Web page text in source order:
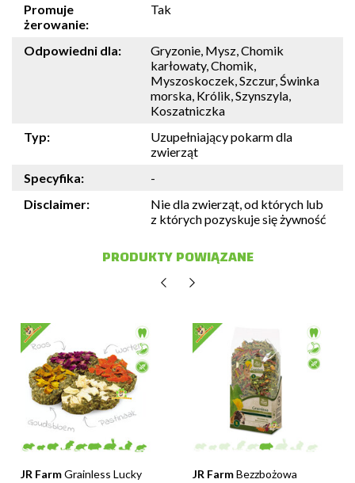
Promuje
żerowanie:
Tak
Odpowiedni dla:
Gryzonie, Mysz, Chomik
karłowaty, Chomik,
Myszoskoczek, Szczur, Świnka
morska, Królik, Szynszyla,
Koszatniczka
Typ:
Uzupełniający pokarm dla
zwierząt
Specyfika:
-
Disclaimer:
Nie dla zwierząt, od których lub
z których pozyskuje się żywność
PRODUKTY POWIĄZANE
JR FarmGrainless Lucky
JR Farm Bezzbożowa